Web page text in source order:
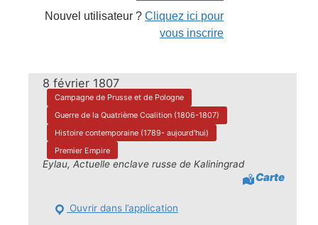
Nouvel utilisateur ?Cliquez ici pour
vous inscrire
8 février 1807
Campagne de Prusse et de Pologne
Guerre de la Quatrième Coalition (1806-1807)
Histoire contemporaine (1789- aujourd'hui)
Premier Empire
Eylau, Actuelle enclave russe de Kaliningrad
Carte
Ouvrir dans l’application